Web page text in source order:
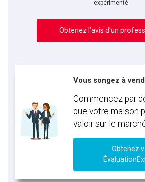
expérimenté.
Obtenez l’avis d’un
Vous songez à
Commencez par
que votre maison
valoir sur le
Obtenez